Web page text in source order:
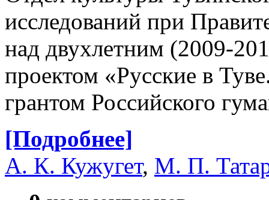
исследований при
над двухлетним (2009-
проектом «Русские в
грантом Российского
[Подробнее]
А. К. Кужугет, М. П.